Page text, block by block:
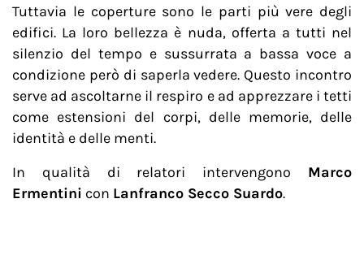
Tuttavia le coperture sono le parti più vere degli
edifici. La loro bellezza è nuda, offerta a tutti nel
silenzio del tempo e sussurrata a bassa voce a
condizione però di saperla vedere. Questo incontro
serve ad ascoltarne il respiro e ad apprezzare i tetti
come estensioni del corpi, delle memorie, delle
identità e delle menti.
In qualità di relatori intervengono Marco
Ermentini con Lanfranco Secco Suardo.